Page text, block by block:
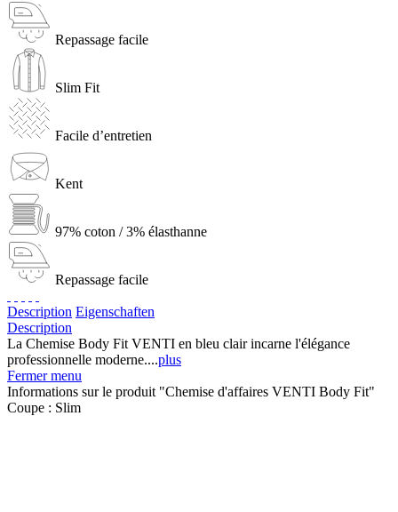
Repassage facile
Slim Fit
Facile d’entretien
Kent
97% coton / 3% élasthanne
Repassage facile
Description Eigenschaften
Description
La Chemise Body Fit VENTI en bleu clair incarne l'élégance
professionnelle moderne....plus
Fermer menu
Informations sur le produit "Chemise d'affaires VENTI Body Fit"
Coupe : Slim